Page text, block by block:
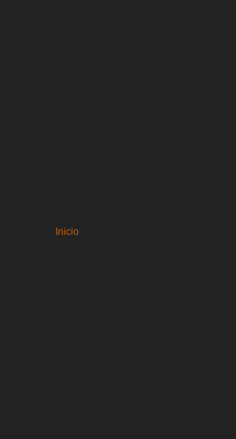
Inicio